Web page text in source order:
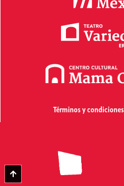
Términos y condiciones